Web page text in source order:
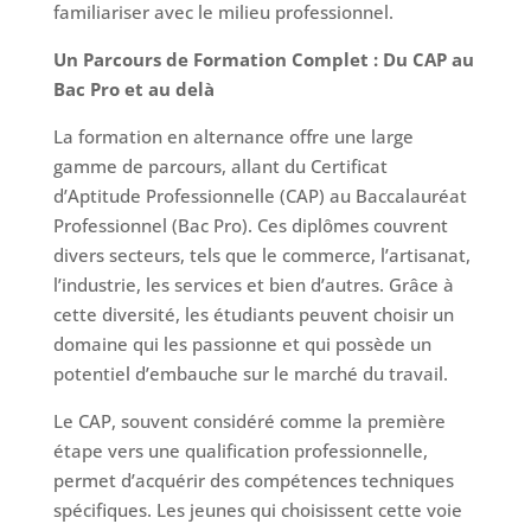
familiariser avec le milieu professionnel.
Un Parcours de Formation Complet : Du CAP au
Bac Pro et au delà
La formation en alternance offre une large
gamme de parcours, allant du Certificat
d’Aptitude Professionnelle (CAP) au Baccalauréat
Professionnel (Bac Pro). Ces diplômes couvrent
divers secteurs, tels que le commerce, l’artisanat,
l’industrie, les services et bien d’autres. Grâce à
cette diversité, les étudiants peuvent choisir un
domaine qui les passionne et qui possède un
potentiel d’embauche sur le marché du travail.
Le CAP, souvent considéré comme la première
étape vers une qualification professionnelle,
permet d’acquérir des compétences techniques
spécifiques. Les jeunes qui choisissent cette voie